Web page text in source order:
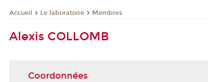
Accueil Le laboratoire Membres
Alexis COLLOMB
Coordonnées